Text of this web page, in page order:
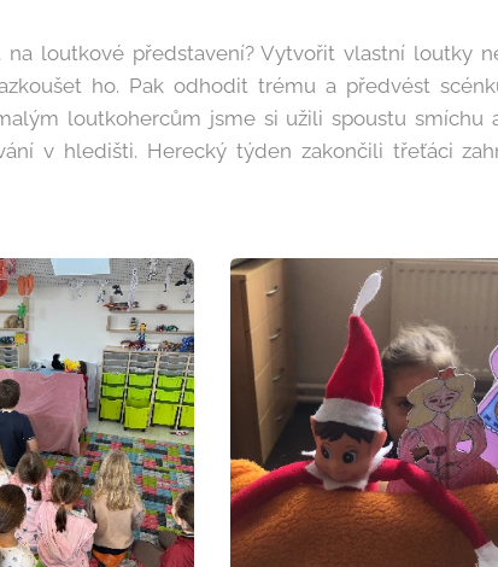
loutkové představení? Vytvořit vlastní loutky
ho. Pak odhodit trému a předvést
loutkohercům jsme si užili spoustu smíchu
v hledišti. Herecký týden zakončili třeťáci